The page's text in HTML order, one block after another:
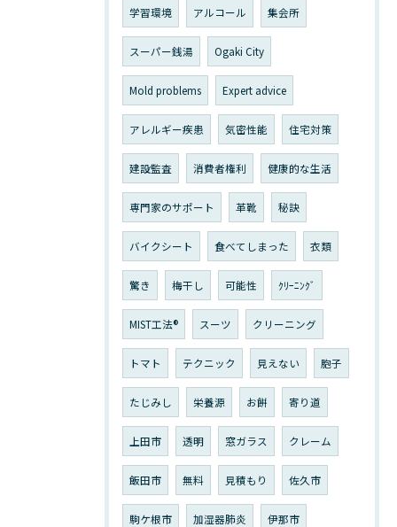
学習環境 アルコール 集会所
スーパー銭湯 Ogaki City
Mold problems Expert advice
アレルギー疾患 気密性能 住宅対策
建設監査 消費者権利 健康的な生活
専門家のサポート 革靴 秘訣
バイクシート 食べてしまった 衣類
驚き 梅干し 可能性 ｸﾘｰﾆﾝｸﾞ
MIST工法® スーツ クリーニング
トマト テクニック 見えない 胞子
たじみし 栄養源 お餅 寄り道
上田市 透明 窓ガラス クレーム
飯田市 無料 見積もり 佐久市
駒ケ根市 加湿器肺炎 伊那市